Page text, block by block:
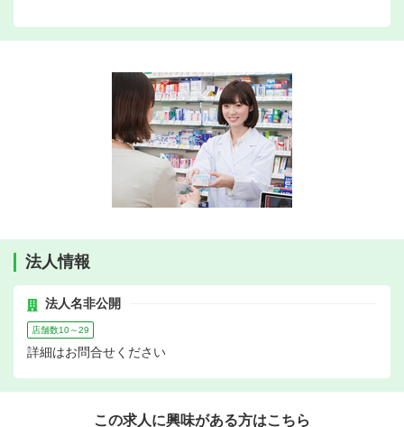
法人情報
法人名非公開
店舗数10～29
詳細はお問合せください
この求人に興味がある方はこちら